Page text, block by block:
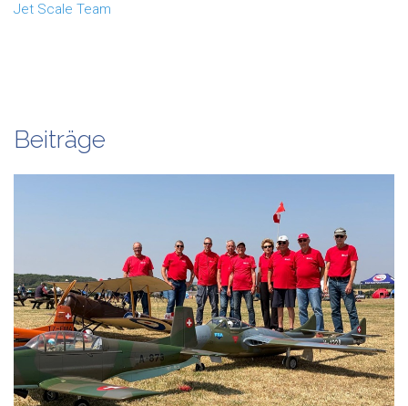
Jet Scale Team
Beiträge